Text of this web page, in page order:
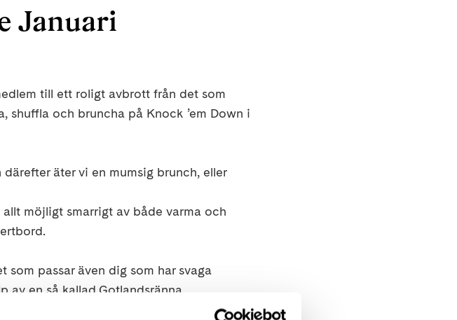
Januari
till ett roligt avbrott från det som
shuffla och bruncha på Knock ’em Down i
äter vi en mumsig brunch, eller
möjligt smarrigt av både varma och
passar även dig som har svaga
av en så kallad Gotlandsränna,
finns två ramper för oss att dela